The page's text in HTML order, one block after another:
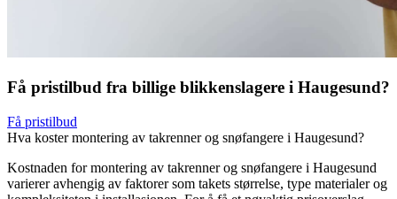
Få pristilbud fra billige blikkenslagere i Haugesund?
Få pristilbud
Hva koster montering av takrenner og snøfangere i Haugesund?
Kostnaden for montering av takrenner og snøfangere i Haugesund
varierer avhengig av faktorer som takets størrelse, type materialer og